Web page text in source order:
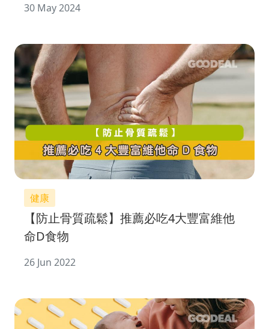
30 May 2024
健康
【防止骨質疏鬆】推薦必吃4大豐富維他
命D食物
26 Jun 2022